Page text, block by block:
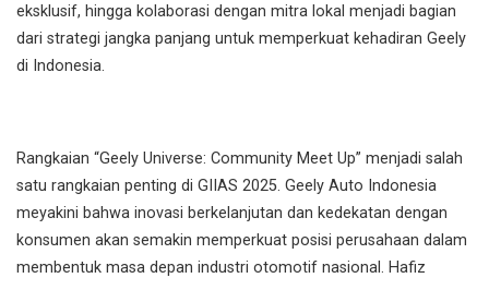
eksklusif, hingga kolaborasi dengan mitra lokal menjadi bagian
dari strategi jangka panjang untuk memperkuat kehadiran Geely
di Indonesia.
Rangkaian “Geely Universe: Community Meet Up” menjadi salah
satu rangkaian penting di GIIAS 2025. Geely Auto Indonesia
meyakini bahwa inovasi berkelanjutan dan kedekatan dengan
konsumen akan semakin memperkuat posisi perusahaan dalam
membentuk masa depan industri otomotif nasional. Hafiz